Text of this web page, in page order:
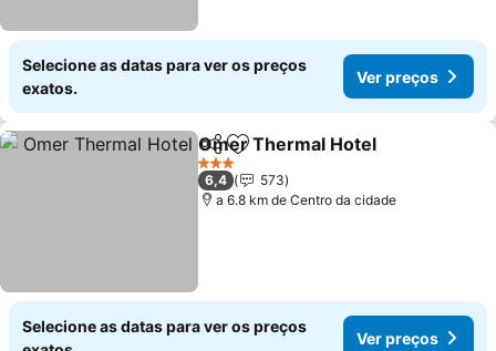
Selecione as datas para ver os preços
exatos.
Ver preços
PartilharAdicionar aos favoritos
Omer Thermal Hotel
3 Estrelas
6,4
573
a 6.8 km de Centro da cidade
Selecione as datas para ver os preços
Ver preços